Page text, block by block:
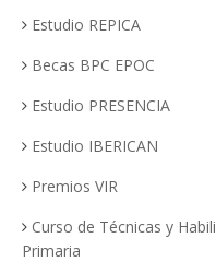
Estudio REPICA
Becas BPC EPOC
Estudio PRESENCIA
Estudio IBERICAN
Premios VIR
Curso de Técnicas y
Primaria